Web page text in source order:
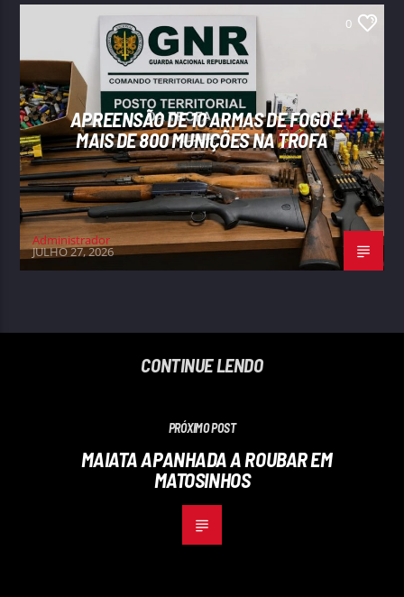
0
APREENSÃO DE 10 ARMAS DE FOGO E
MAIS DE 800 MUNIÇÕES NA TROFA
Administrador
JULHO 27, 2026
CONTINUE LENDO
PRÓXIMO POST
MAIATA APANHADA A ROUBAR EM
MATOSINHOS